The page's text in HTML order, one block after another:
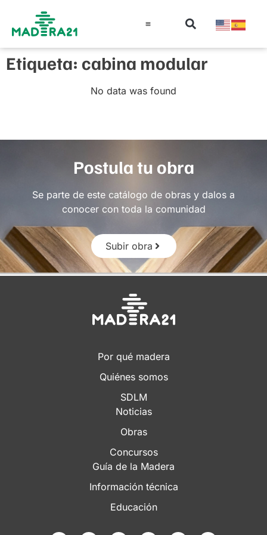
Etiqueta: cabina modular
No data was found
Postula tu obra
Se parte de este catálogo de obras y dalos a
conocer con toda la comunidad
Subir obra
Por qué madera
Quiénes somos
SDLM
Noticias
Obras
Concursos
Guía de la Madera
Información técnica
Educación